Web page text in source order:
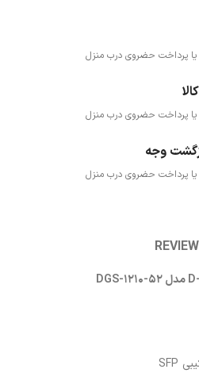
یا پرداخت حضروی درب منزل
یا پرداخت حضروی درب منزل
یا پرداخت حضروی درب منزل